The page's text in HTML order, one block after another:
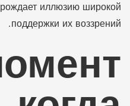
иллюзию широкой
поддержки их воззрений.